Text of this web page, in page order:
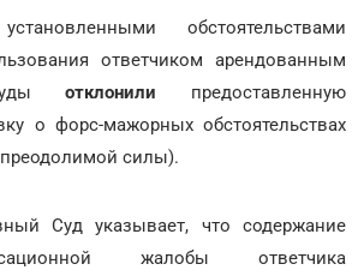
обстоятельствами
ответчиком арендованным
отклонили предоставленную
о форс-мажорных обстоятельствах
силы).
Суд указывает, что содержание
жалобы ответчика